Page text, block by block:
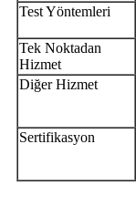
Test Yöntemleri
Tek Noktadan
Hizmet
Diğer Hizmet
Sertifikasyon